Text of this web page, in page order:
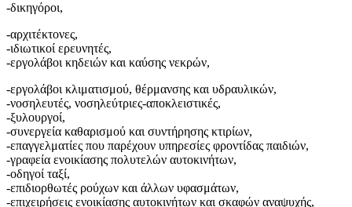
-δικηγόροι,
-αρχιτέκτονες,
-ιδιωτικοί ερευνητές,
-εργολάβοι κηδειών και καύσης νεκρών,
-εργολάβοι κλιματισμού, θέρμανσης και υδραυλικών,
-νοσηλευτές, νοσηλεύτριες-αποκλειστικές,
-ξυλουργοί,
-συνεργεία καθαρισμού και συντήρησης κτιρίων,
-επαγγελματίες που παρέχουν υπηρεσίες φροντίδας παιδιών,
-γραφεία ενοικίασης πολυτελών αυτοκινήτων,
-οδηγοί ταξί,
-επιδιορθωτές ρούχων και άλλων υφασμάτων,
-επιχειρήσεις ενοικίασης αυτοκινήτων και σκαφών αναψυχής,